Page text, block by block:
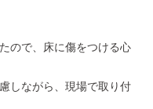
ので、床に傷をつける心
しながら、現場で取り付